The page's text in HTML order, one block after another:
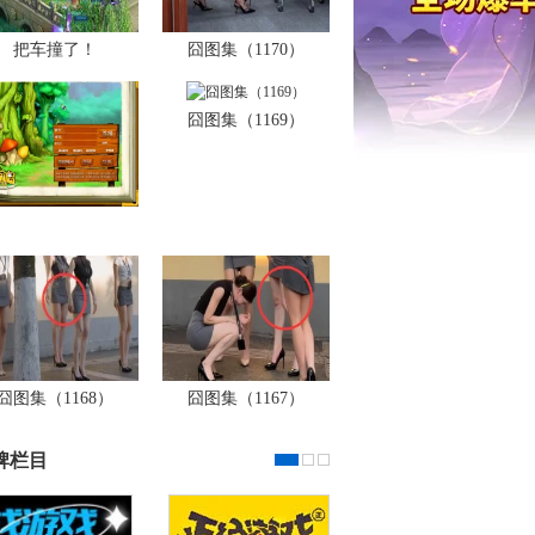
把车撞了！ 囧图集（1170）
囧图集（1169）
图集（1168） 囧图集（1167）
栏目